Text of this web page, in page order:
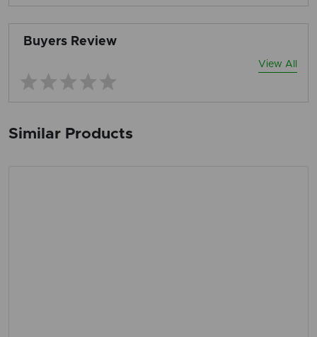
Buyers Review
View All
Similar Products